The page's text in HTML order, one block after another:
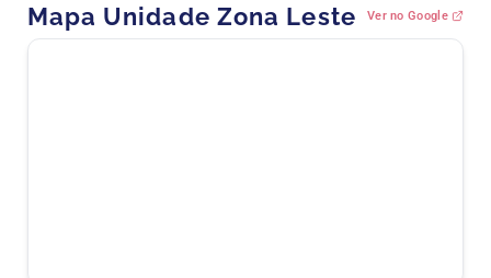
Mapa Unidade Zona Leste Ver no Google